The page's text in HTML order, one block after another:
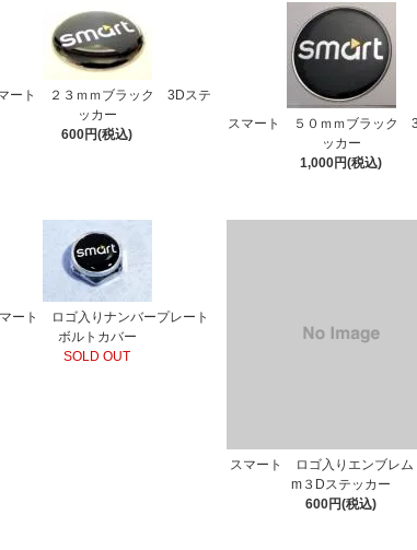
ート ２３ｍｍブラック 3Dステ
ッカー
600円(税込)
スマート ５０ｍｍブラック
ッカー
1,000円(税込)
ート ロゴ入りナンバープレート
ボルトカバー
SOLD OUT
スマート ロゴ入りエンブレ
m３Dステッカー
600円(税込)